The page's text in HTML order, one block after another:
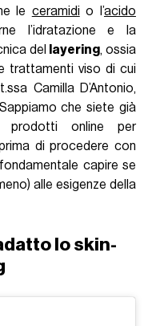
le ceramidi o l’acido
l’idratazione e la
del
layering, ossia
trattamenti viso di cui
Camilla D’Antonio,
che siete già
prodotti online per
di procedere con
capire se
alle esigenze della
lo skin-